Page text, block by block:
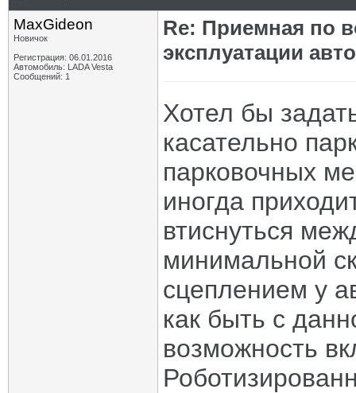
MaxGideon
Новичок
Регистрация: 06.01.2016
Автомобиль: LADA Vesta
Сообщений: 1
Re: Приемная по
эксплуатации
Хотел бы
касательно
парковочных
иногда
втиснуться
минимальной
сцеплением у
как быть с
возможность